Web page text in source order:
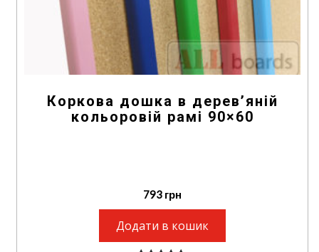
Коркова дошка в дерев’яній
кольоровій рамі 90×60
793 грн
Додати в кошик